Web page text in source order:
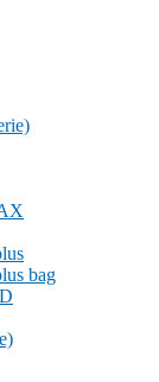
bag